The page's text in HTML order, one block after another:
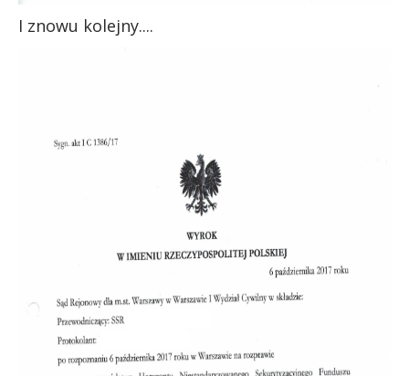
I znowu kolejny....